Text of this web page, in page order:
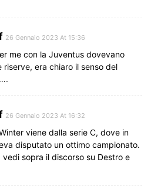
26 Gennaio 2023 At 15:36
me con la Juventus dovevano
riserve, era chiaro il senso del
26 Gennaio 2023 At 16:32
viene dalla serie C, dove in
disputato un ottimo campionato.
vedi sopra il discorso su Destro e